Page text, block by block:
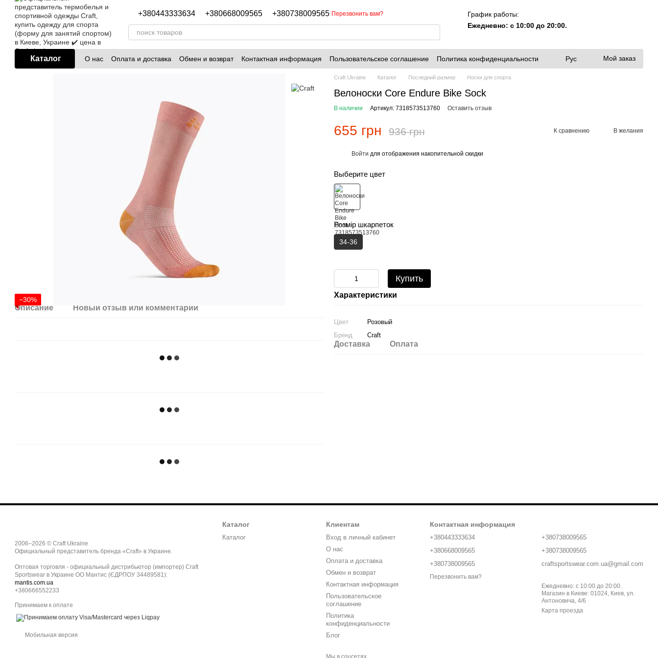
Перейти к основному контенту
+380443333634 +380668009565 +380738009565 Перезвонить вам?
График работы:
Ежедневно: с 10:00 до 20:00.
Каталог О нас Оплата и доставка Обмен и возврат Контактная информация Пользовательское соглашение
Политика конфиденциальности
Блог
Рус Мой заказ
−30%
Описание Новый отзыв или комментарий
Craft Ukraine Каталог Последний размер Носки для спорта
Велоноски Core Endure Bike Sock
В наличии Артикул: 7318573513760 Оставить отзыв
655 грн 936 грн К сравнению В желания
Войти для отображения накопительной скидки
Выберите цвет
Розмір шкарпеток
34-36
Купить
Характеристики
Цвет
Розовый
Бренд
Craft
Доставка Оплата
2006–2026 © Craft Ukraine
Официальный представитель бренда «Craft» в Украине.
Оптовая торговля - официальный дистрибьютор (импортер) Craft
Sportswear в Украине ОО Мантис (ЄДРПОУ 34489581):
mantis.com.ua
+380666552233
Принимаем к оплате
Мобильная версия
Каталог
Каталог
Клиентам
Вход в личный кабинет
О нас
Оплата и доставка
Обмен и возврат
Контактная информация
Пользовательское
соглашение
Политика
конфиденциальности
Блог
Мы в соцсетях
Контактная информация
+380443333634
+380668009565
+380738009565
Перезвонить вам?
+380738009565
+380738009565
craftsportswear.com.ua@gmail.com
Ежедневно: с 10:00 до 20:00.
Магазин в Киеве: 01024, Киев, ул.
Антоновича, 4/6
Карта проезда